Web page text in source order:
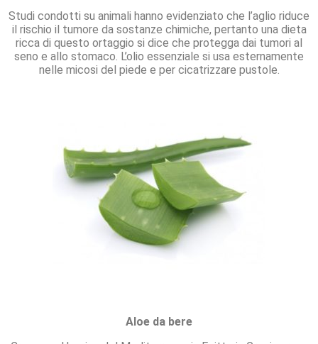
Studi condotti su animali hanno evidenziato che l’aglio riduce
il rischio il tumore da sostanze chimiche, pertanto una dieta
ricca di questo ortaggio si dice che protegga dai tumori al
seno e allo stomaco. L’olio essenziale si usa esternamente
nelle micosi del piede e per cicatrizzare pustole.
Aloe da bere